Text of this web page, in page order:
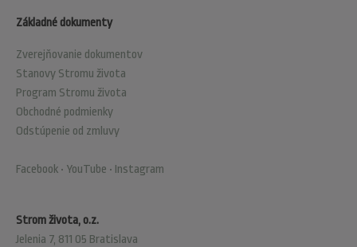
Strom života, o.z.
Jelenia 7, 811 05 Bratislava
Základné dokumenty
Zverejňovanie dokumentov
Stanovy Stromu života
Program Stromu života
Obchodné podmienky
Odstúpenie od zmluvy
Facebook • YouTube • Instagram